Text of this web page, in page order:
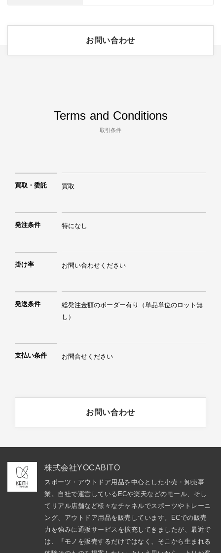
お問い合わせ
Terms and Conditions
取引条件
買取・委託 買取
発注条件 特になし
掛け率 お問い合わせください
発送条件
総発注金額のボーダー有り（単品単位のロット無
し）
支払い条件 お問合せください
お問い合わせ
株式会社YOCABITO
スポーツ・アウトドア用品を中心とした小売・卸売事
業。自社で運営しているECや楽天などのモール、そし
てリアル店舗など様々なチャネルでスポーツやトレーニ
ング、アウトドア用品を販売しています。ECでの販売
力を強みに通販サービスを拡充してきましたが、最近で
は、『モノを販売するだけではなく、そこから生まれる